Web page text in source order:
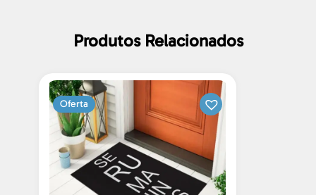
Produtos Relacionados
Oferta